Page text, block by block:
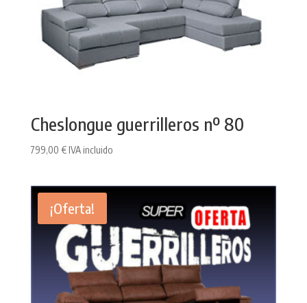
Cheslongue guerrilleros nº 80
799,00 € IVA incluido
¡Oferta!